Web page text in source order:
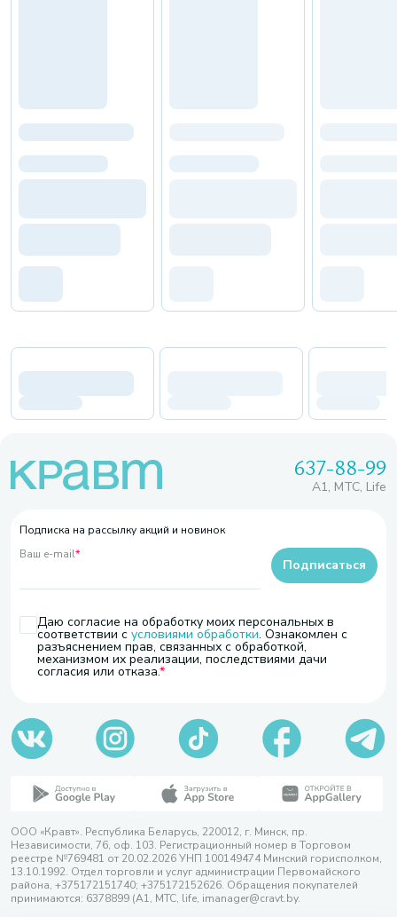
637-88-99
A1, МТС, Life
Подписка на рассылку акций и новинок
Ваш e-mail*
Даю согласие на обработку моих персональных в
соответствии с условиями обработки. Ознакомлен с
разъяснением прав, связанных с обработкой,
механизмом их реализации, последствиями дачи
согласия или отказа.
Подписаться
ООО «Кравт». Республика Беларусь, 220012, г. Минск, пр.
Независимости, 76, оф. 103. Регистрационный номер в Торговом
реестре №769481 от 20.02.2026 УНП 100149474 Минский горисполком,
13.10.1992. Отдел торговли и услуг администрации Первомайского
района, +375172151740; +375172152626. Обращения покупателей
принимаются: 6378899 (А1, МТС, life, imanager@cravt.by.